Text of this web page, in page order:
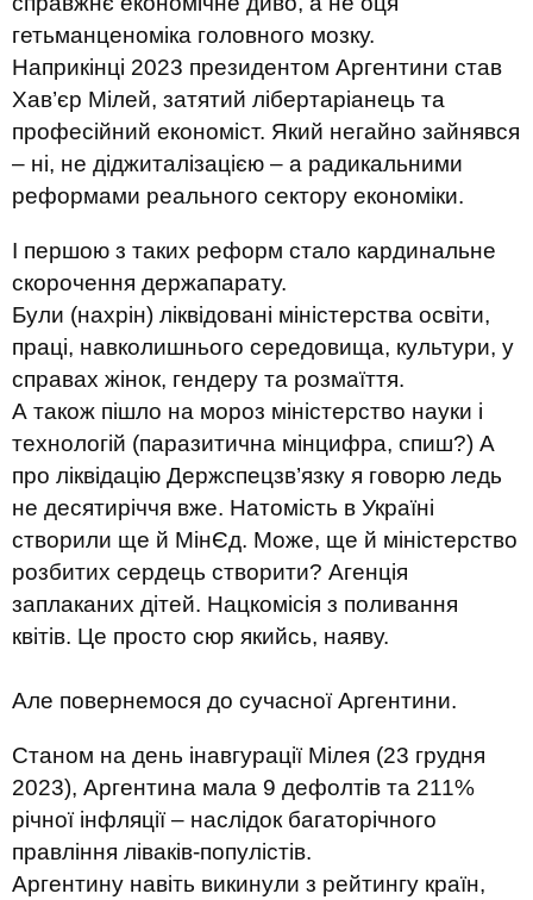
гетьманценоміка головного мозку.
Наприкінці 2023 президентом Аргентини став
Хав’єр Мілей, затятий лібертаріанець та
професійний економіст. Який негайно зайнявся
– ні, не діджиталізацією – а радикальними
реформами реального сектору економіки.
І першою з таких реформ стало кардинальне
скорочення держапарату.
Були (нахрін) ліквідовані міністерства освіти,
праці, навколишнього середовища, культури, у
справах жінок, гендеру та розмаїття.
А також пішло на мороз міністерство науки і
технологій (паразитична мінцифра, спиш?) А
про ліквідацію Держспецзв’язку я говорю ледь
не десятиріччя вже. Натомість в Україні
створили ще й МінЄд. Може, ще й міністерство
розбитих сердець створити? Агенція
заплаканих дітей. Нацкомісія з поливання
квітів. Це просто сюр якийсь, наяву.
Але повернемося до сучасної Аргентини.
Станом на день інавгурації Мілея (23 грудня
2023), Аргентина мала 9 дефолтів та 211%
річної інфляції – наслідок багаторічного
правління ліваків-популістів.
Аргентину навіть викинули з рейтингу країн,